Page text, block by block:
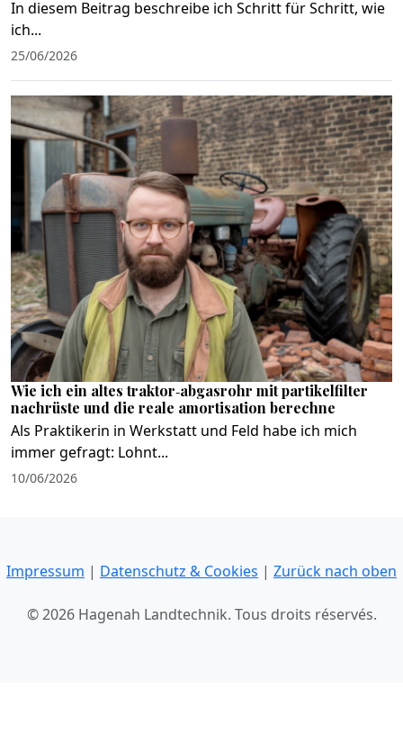
In diesem Beitrag beschreibe ich Schritt für Schritt, wie
ich...
25/06/2026
Wie ich ein altes traktor‑abgasrohr mit partikelfilter
nachrüste und die reale amortisation berechne
Als Praktikerin in Werkstatt und Feld habe ich mich
immer gefragt: Lohnt...
10/06/2026
Impressum | Datenschutz & Cookies | Zurück nach oben
© 2026 Hagenah Landtechnik. Tous droits réservés.